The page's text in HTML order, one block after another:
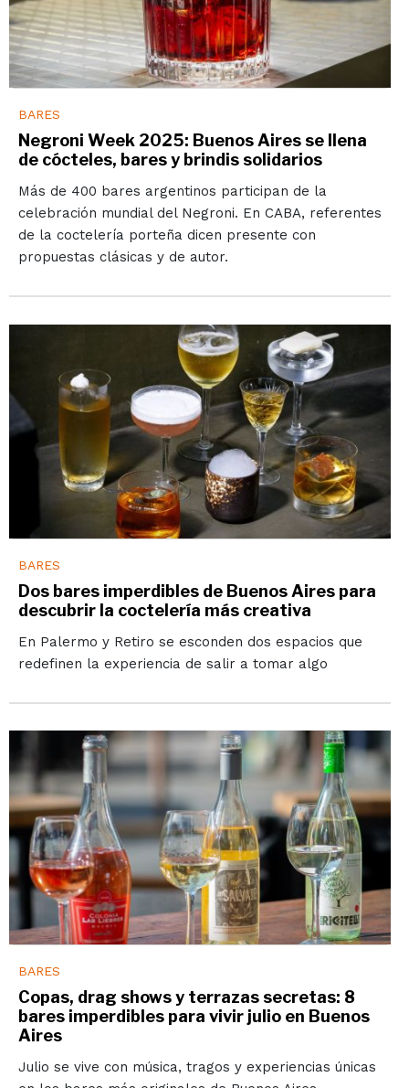
BARES
Negroni Week 2025: Buenos Aires se llena
de cócteles, bares y brindis solidarios
Más de 400 bares argentinos participan de la
celebración mundial del Negroni. En CABA, referentes
de la coctelería porteña dicen presente con
propuestas clásicas y de autor.
BARES
Dos bares imperdibles de Buenos Aires para
descubrir la coctelería más creativa
En Palermo y Retiro se esconden dos espacios que
redefinen la experiencia de salir a tomar algo
BARES
Copas, drag shows y terrazas secretas: 8
bares imperdibles para vivir julio en Buenos
Aires
Julio se vive con música, tragos y experiencias únicas